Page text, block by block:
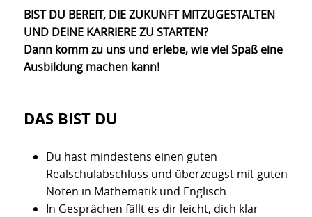
BIST DU BEREIT, DIE ZUKUNFT MITZUGESTALTEN
UND DEINE KARRIERE ZU STARTEN?
Dann komm zu uns und erlebe, wie viel Spaß eine
Ausbildung machen kann!
DAS BIST DU
Du hast mindestens einen guten
Realschulabschluss und überzeugst mit guten
Noten in Mathematik und Englisch
In Gesprächen fällt es dir leicht, dich klar